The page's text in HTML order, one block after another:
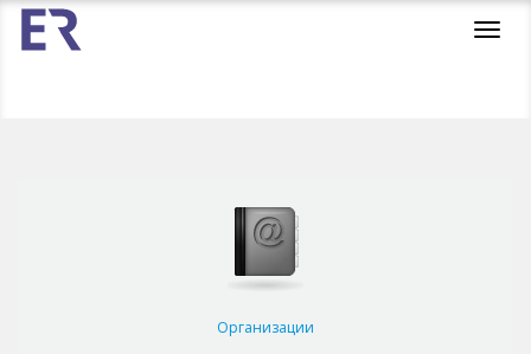
Организации